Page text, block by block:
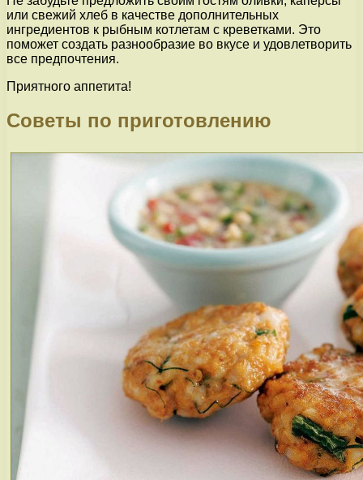
или свежий хлеб в качестве дополнительных
ингредиентов к рыбным котлетам с креветками. Это
поможет создать разнообразие во вкусе и удовлетворить
все предпочтения.
Приятного аппетита!
Советы по приготовлению